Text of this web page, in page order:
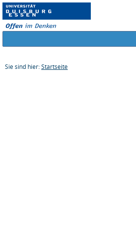
Sie sind hier: Startseite